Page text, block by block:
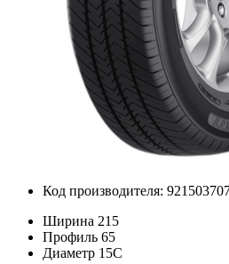
Код производителя:
Ширина 215
Профиль 65
Диаметр 15C